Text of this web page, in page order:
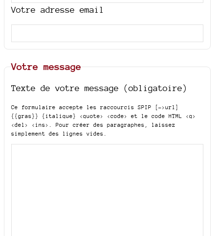
Votre adresse email
Votre message
Texte de votre message (obligatoire)
Ce formulaire accepte les raccourcis SPIP
[->url]
{{gras}} {italique} <quote> <code>
et le code HTML <q>
<del> <ins>
. Pour créer des paragraphes, laissez
simplement des lignes vides.